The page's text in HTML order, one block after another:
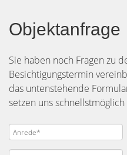
Objektanfrage
Sie haben noch Fragen zu
Besichtigungstermin
das untenstehende
setzen uns